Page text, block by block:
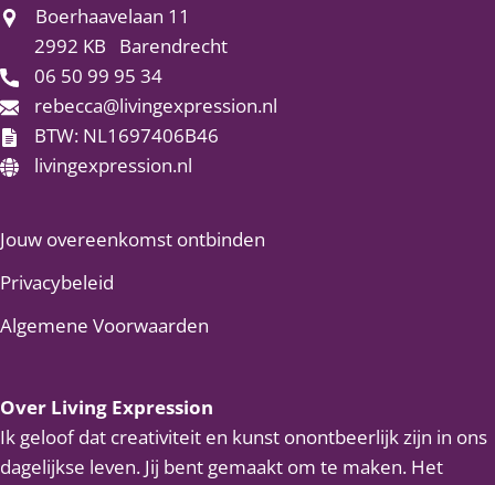
Boerhaavelaan 11
2992 KB
Barendrecht
06 50 99 95 34
rebecca@livingexpression.nl
BTW: NL1697406B46
livingexpression.nl
Jouw overeenkomst ontbinden
Privacybeleid
Algemene Voorwaarden
Over Living Expression
Ik geloof dat creativiteit en kunst onontbeerlijk zijn in ons
dagelijkse leven. Jij bent gemaakt om te maken. Het